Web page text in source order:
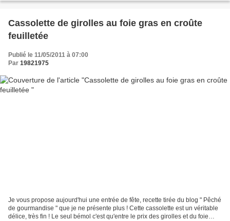
Cassolette de girolles au foie gras en croûte
feuilletée
Publié le 11/05/2011 à 07:00
Par 19821975
Je vous propose aujourd'hui une entrée de fête, recette tirée du blog " Pêché
de gourmandise " que je ne présente plus ! Cette cassolette est un véritable
délice, très fin ! Le seul bémol c'est qu'entre le prix des girolles et du foie